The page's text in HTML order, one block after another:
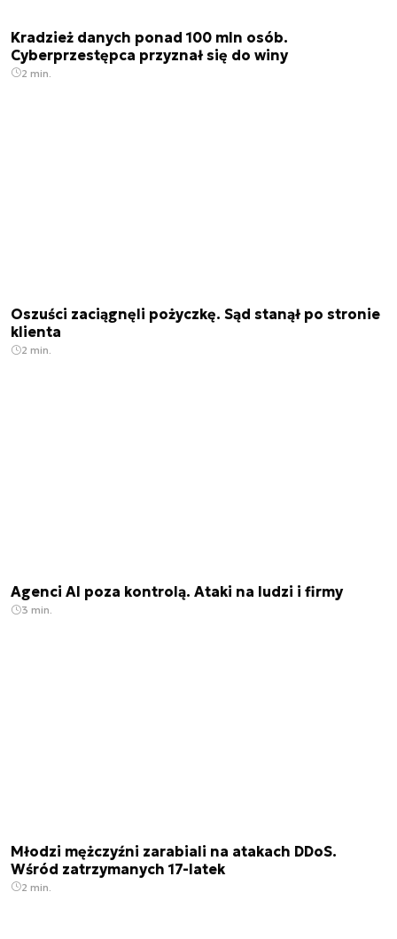
Kradzież danych ponad 100 mln osób.
Cyberprzestępca przyznał się do winy
2 min.
Oszuści zaciągnęli pożyczkę. Sąd stanął po stronie
klienta
2 min.
Agenci AI poza kontrolą. Ataki na ludzi i firmy
3 min.
Młodzi mężczyźni zarabiali na atakach DDoS.
Wśród zatrzymanych 17-latek
2 min.